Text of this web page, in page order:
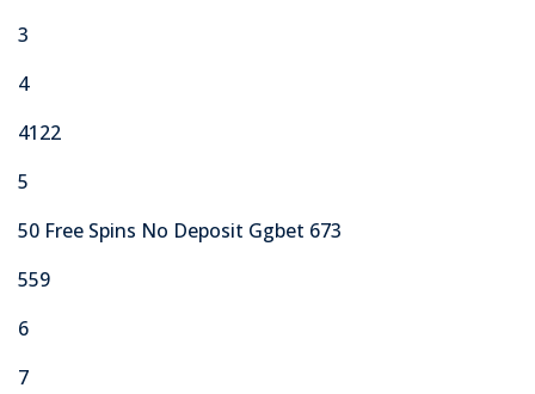
3
4
4122
5
50 Free Spins No Deposit Ggbet 673
559
6
7